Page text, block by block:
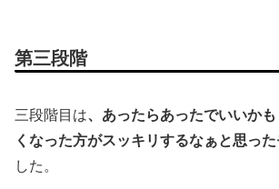
第三段階
三段階目は、あったらあったでいいか
くなった方がスッキリするなぁと思った
した。